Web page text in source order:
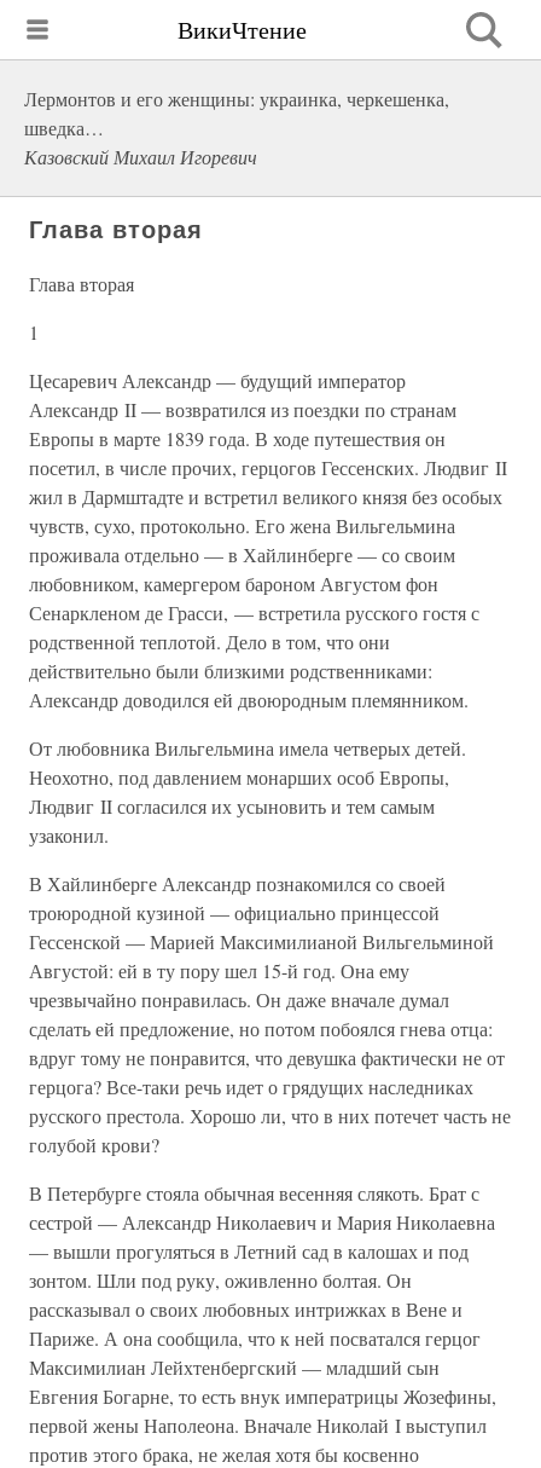
ВикиЧтение
Лермонтов и его женщины: украинка, черкешенка,
шведка…
Казовский Михаил Игоревич
Глава вторая
Глава вторая
1
Цесаревич Александр — будущий император
Александр II — возвратился из поездки по странам
Европы в марте 1839 года. В ходе путешествия он
посетил, в числе прочих, герцогов Гессенских. Людвиг II
жил в Дармштадте и встретил великого князя без особых
чувств, сухо, протокольно. Его жена Вильгельмина
проживала отдельно — в Хайлинберге — со своим
любовником, камергером бароном Августом фон
Сенаркленом де Грасси, — встретила русского гостя с
родственной теплотой. Дело в том, что они
действительно были близкими родственниками:
Александр доводился ей двоюродным племянником.
От любовника Вильгельмина имела четверых детей.
Неохотно, под давлением монарших особ Европы,
Людвиг II согласился их усыновить и тем самым
узаконил.
В Хайлинберге Александр познакомился со своей
троюродной кузиной — официально принцессой
Гессенской — Марией Максимилианой Вильгельминой
Августой: ей в ту пору шел 15-й год. Она ему
чрезвычайно понравилась. Он даже вначале думал
сделать ей предложение, но потом побоялся гнева отца:
вдруг тому не понравится, что девушка фактически не от
герцога? Все-таки речь идет о грядущих наследниках
русского престола. Хорошо ли, что в них потечет часть не
голубой крови?
В Петербурге стояла обычная весенняя слякоть. Брат с
сестрой — Александр Николаевич и Мария Николаевна
— вышли прогуляться в Летний сад в калошах и под
зонтом. Шли под руку, оживленно болтая. Он
рассказывал о своих любовных интрижках в Вене и
Париже. А она сообщила, что к ней посватался герцог
Максимилиан Лейхтенбергский — младший сын
Евгения Богарне, то есть внук императрицы Жозефины,
первой жены Наполеона. Вначале Николай I выступил
против этого брака, не желая хотя бы косвенно